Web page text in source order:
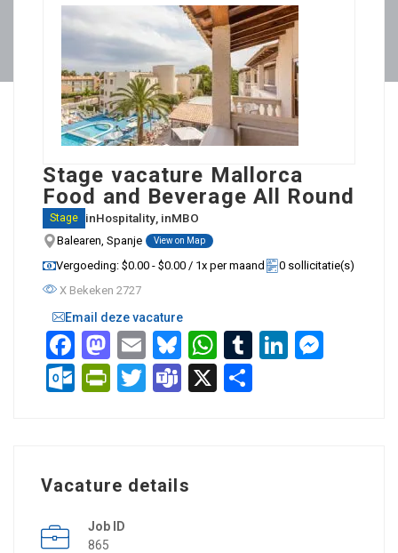
Stage vacature Mallorca
Food and Beverage All Round
Stage inHospitality , inMBO
Balearen, Spanje View on Map
Vergoeding: $0.00 - $0.00 / 1x per maand
0 sollicitatie(s)
X Bekeken 2727
Email deze vacature
FacebookMastodon
Email BlueskyWhatsApp
Tumblr LinkedIn
Outlook.com
PrintFriendly
Twitter Teams
Vacature details
Job ID
865